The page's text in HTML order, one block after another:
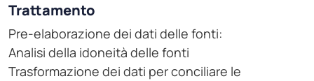
Trattamento
Pre-elaborazione dei dati delle fonti:
Analisi della idoneità delle fonti
Trasformazione dei dati per conciliare le